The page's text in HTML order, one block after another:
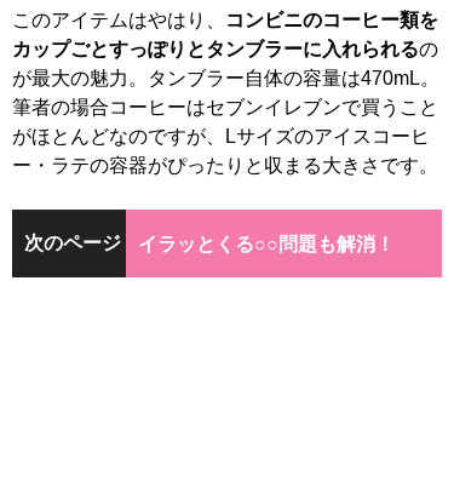
このアイテムはやはり、
コンビニのコーヒー類を
カップごとすっぽりとタンブラーに入れられるの
が最大の魅力。タンブラー自体の容量は470mL。
筆者の場合コーヒーはセブンイレブンで買うこと
がほとんどなのですが、Lサイズのアイスコーヒ
ー・ラテの容器がぴったりと収まる大きさです。
次のページ イラッとくる○○問題も解消！